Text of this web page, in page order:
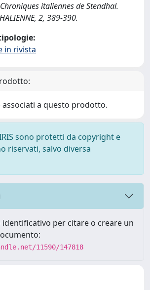
italiennes de Stendhal.
2, 389-390.
in rivista
associati a questo prodotto.
sono protetti da copyright e
riservati, salvo diversa
identificativo per citare o creare un
11590/147818